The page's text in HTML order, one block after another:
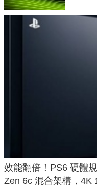
效能翻倍！PS6 硬體
Zen 6c 混合架構，4K